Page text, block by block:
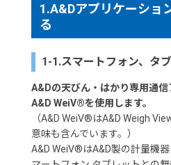
1.A&Dアプリケーショ
る
1-1.スマートフォン、タ
A&Dの天びん・はかり専用通
A&D WeiV®を使用します。
（A&D WeiV®はA&D Weigh
意味も含んでいます。）
A&D WeiV®はA&D製の計量機